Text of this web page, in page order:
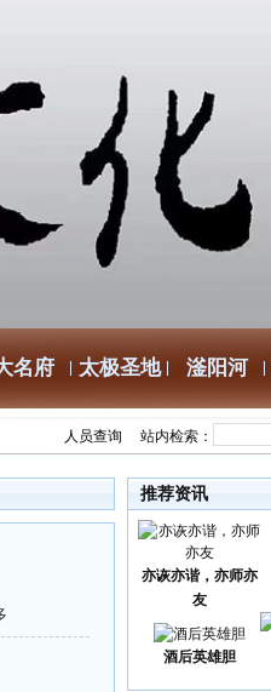
名府 太极圣地 滏阳河
人员查询 站内检索：
推荐资讯
亦诙亦谐，亦师亦
友
酒后英雄胆